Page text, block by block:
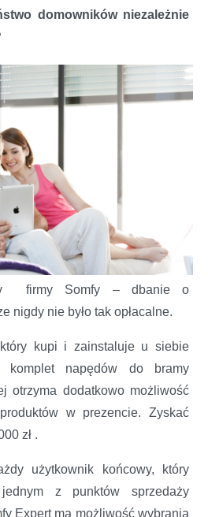
domowników niezależnie
firmy Somfy – dbanie o
nigdy nie było tak opłacalne.
kupi i zainstaluje u siebie
komplet napędów do bramy
otrzyma dodatkowo możliwość
w prezencie. Zyskać
zł .
użytkownik końcowy, który
z punktów sprzedaży
Expert ma możliwość wybrania